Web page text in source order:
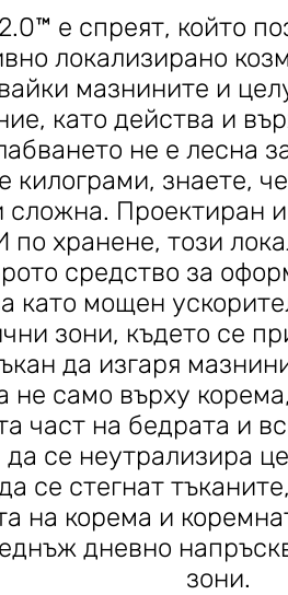
е спреят, който
локализирано
мазнините и
като действа и
не е лесна
килограми, знаете,
сложна. Проектиран
хранене, този
средство за
като мощен
зони, където се
да изгаря
не само върху
част на бедрата и
да се неутрализира
се стегнат
на корема и
дневно
зони.